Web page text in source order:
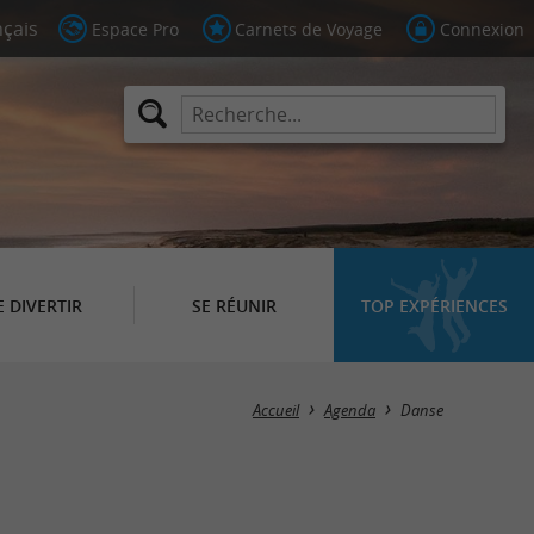
Espace Pro Carnets de Voyage Connexion
DIVERTIR SE RÉUNIR TOP EXPÉRIENCES
Masquer la carte
Accueil Agenda Danse